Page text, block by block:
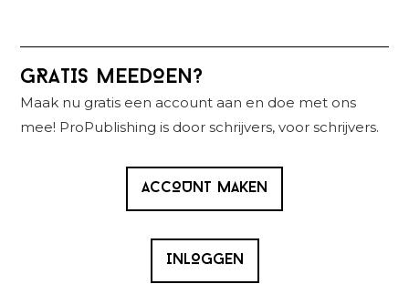
Primaire
Sidebar
GRATIS MEEDOEN?
Maak nu gratis een account aan en doe met ons
mee! ProPublishing is door schrijvers, voor schrijvers.
ACCOUNT MAKEN
INLOGGEN